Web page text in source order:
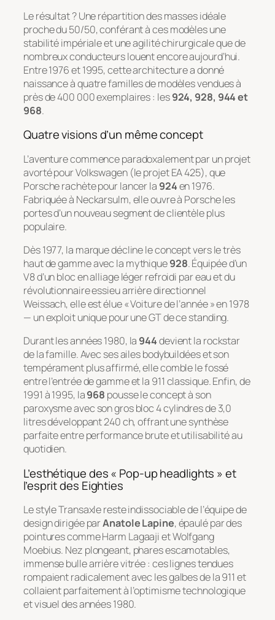
Le résultat ? Une répartition des masses idéale
proche du 50/50, conférant à ces modèles une
stabilité impériale et une agilité chirurgicale que de
nombreux conducteurs louent encore aujourd’hui.
Entre 1976 et 1995, cette architecture a donné
naissance à quatre familles de modèles vendues à
près de 400 000 exemplaires : les924, 928, 944 et
968.
Quatre visions d’un même concept
L’aventure commence paradoxalement par un projet
avorté pour Volkswagen (le projet EA 425), que
Porsche rachète pour lancer la 924en 1976.
Fabriquée à Neckarsulm, elle ouvre à Porsche les
portes d’un nouveau segment de clientèle plus
populaire.
Dès 1977, la marque décline le concept vers le très
haut de gamme avec la mythique928. Équipée d’un
V8 d’un bloc en alliage léger refroidi par eau et du
révolutionnaire essieu arrière directionnel
Weissach, elle est élue « Voiture de l’année » en 1978
— un exploit unique pour une GT de ce standing.
Durant les années 1980, la 944devient la rockstar
de la famille. Avec ses ailes bodybuildées et son
tempérament plus affirmé, elle comble le fossé
entre l’entrée de gamme et la 911 classique. Enfin, de
1991 à 1995, la968 pousse le concept à son
paroxysme avec son gros bloc 4 cylindres de 3,0
litres développant 240 ch, offrant une synthèse
parfaite entre performance brute et utilisabilité au
quotidien.
L’esthétique des « Pop-up headlights » et
l’esprit des Eighties
Le style Transaxle reste indissociable de l’équipe de
design dirigée parAnatole Lapine, épaulé par des
pointures comme Harm Lagaaji et Wolfgang
Moebius. Nez plongeant, phares escamotables,
immense bulle arrière vitrée : ces lignes tendues
rompaient radicalement avec les galbes de la 911 et
collaient parfaitement à l’optimisme technologique
et visuel des années 1980.